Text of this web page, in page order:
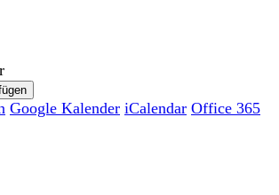
Google Kalender iCalendar Office 365